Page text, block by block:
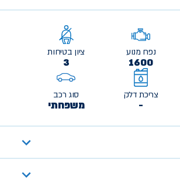
נפח מנוע
1600
ציון בטיחות
3
צריכת דלק
-
סוג רכב
משפחתי